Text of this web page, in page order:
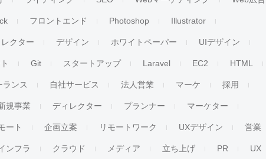
フロントエンド Photoshop Illustrator
クター デザイン ホワイトペーパー UIデザイン
Git スタートアップ Laravel EC2 HTML
ランス 自社サービス 法人営業 マーケ 採用
規事業 ディレクター プランナー マーケター
ート 企画立案 リモートワーク UXデザイン 営業
ンフラ クラウド メディア 立ち上げ PR UX